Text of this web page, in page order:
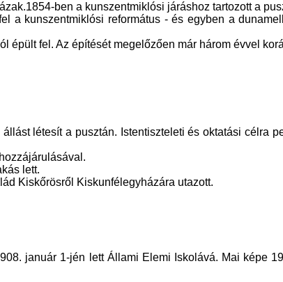
ben a kunszentmiklósi járáshoz tartozott a
a kunszentmiklósi református - és egyben a
fel. Az építését megelőzően már három évvel
létesít a pusztán. Istentiszteleti és oktatási célra
lett.
Kiskőrösről Kiskunfélegyházára utazott.
január 1-jén lett Állami Elemi Iskolává. Mai képe